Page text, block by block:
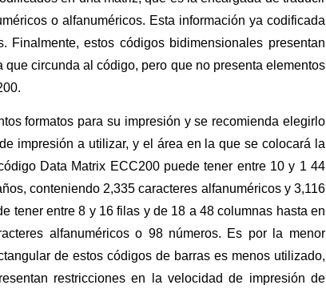
o alfanuméricos. Esta información ya codificada
estos códigos bidimensionales presentan
circunda al código, pero que no presenta elementos
formatos para su impresión y se recomienda elegirlo
impresión a utilizar, y el área en la que se colocará la
Data Matrix ECC200 puede tener entre 10 y 1 44
conteniendo 2,335 caracteres alfanuméricos y 3,116
tener entre 8 y 16 filas y de 18 a 48 columnas hasta en
alfanuméricos o 98 números. Es por la menor
de estos códigos de barras es menos utilizado,
restricciones en la velocidad de impresión de